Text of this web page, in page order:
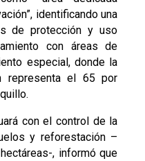
identificando una
de protección y uso
con áreas de
especial, donde la
representa el 65 por
con el control de la
y reforestación –
, informó que